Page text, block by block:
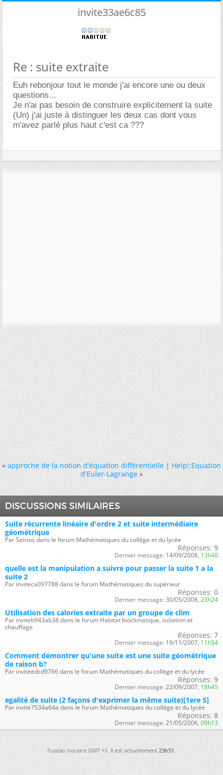
invite33ae6c85
Re : suite extraite
Euh rebonjour tout le monde j'ai encore une ou deux
questions...
Je n'ai pas besoin de construire explicitement la suite
(Un) j'ai juste à distinguer les deux cas dont vous
m'avez parlé plus haut c'est ca ???
« approche de la notion d'équation différentielle|Help!:Equation
d'Euler-Lagrange »
DISCUSSIONS SIMILAIRES
Suite récurrente linéaire d'ordre 2 et suite intermédiaire
géométrique
Par Seirios dans le forum Mathématiques du collège et du lycée
Réponses: 9
Dernier message: 14/09/2008, 13h40
quelle est la manipulation a suivre pour passer la suite 1 a la
suite 2
Par inviteca097788 dans le forum Mathématiques du supérieur
Réponses: 0
Dernier message: 30/05/2008, 23h24
Utilisation des calories extraite par un groupe de clim
Par inviteb943ab38 dans le forum Habitat bioclimatique, isolation et
chauffage
Réponses: 7
Dernier message: 19/11/2007, 11h54
Comment démontrer qu'une suite est une suite géométrique
de raison b?
Par inviteedcd9766 dans le forum Mathématiques du collège et du lycée
Réponses: 9
Dernier message: 22/09/2007, 18h45
egalité de suite (2 façons d'exprimer la même suite)[1ere S]
Par invite7534a64a dans le forum Mathématiques du collège et du lycée
Réponses: 8
Dernier message: 21/05/2006, 09h13
Fuseau horaire GMT +1. Il est actuellement23h51.